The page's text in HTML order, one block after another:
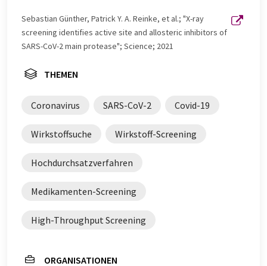
Sebastian Günther, Patrick Y. A. Reinke, et al.; "X-ray
screening identifies active site and allosteric inhibitors of
SARS-CoV-2 main protease"; Science; 2021
THEMEN
Coronavirus SARS-CoV-2 Covid-19
Wirkstoffsuche Wirkstoff-Screening
Hochdurchsatzverfahren
Medikamenten-Screening
High-Throughput Screening
ORGANISATIONEN